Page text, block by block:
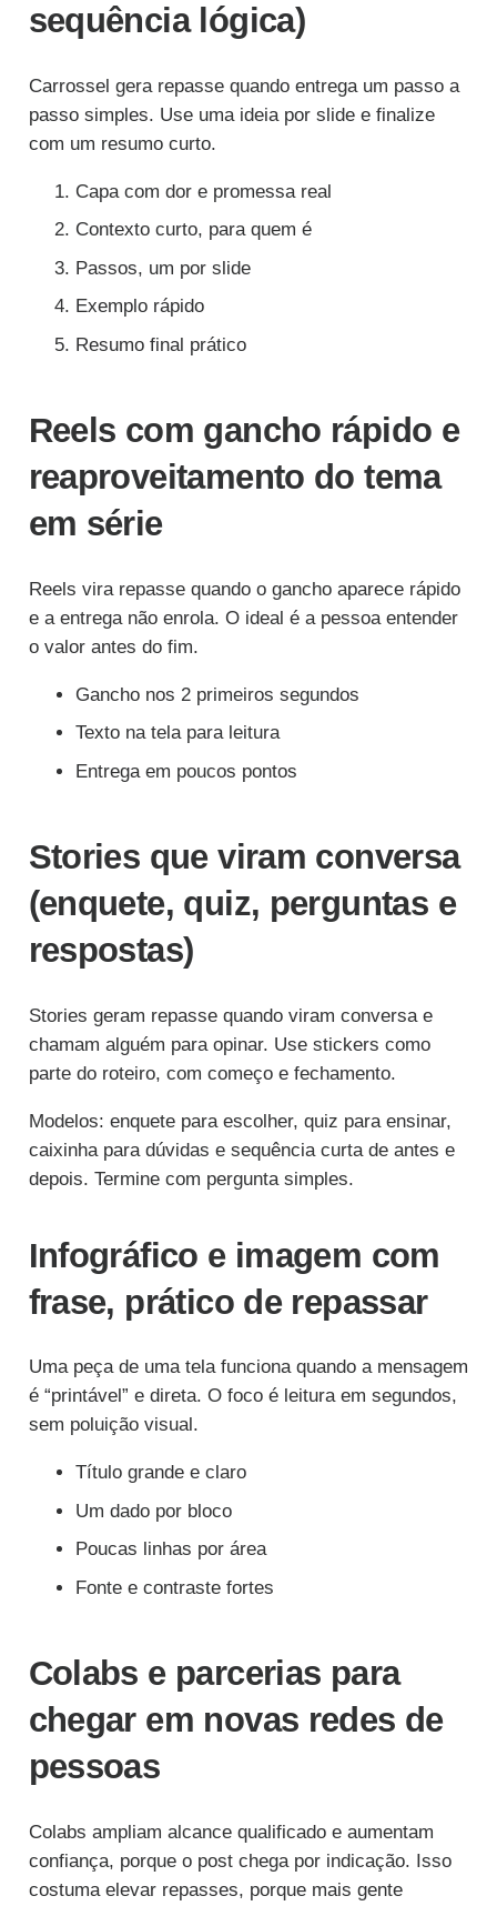
sequência lógica)
Carrossel gera repasse quando entrega um passo a
passo simples. Use uma ideia por slide e finalize
com um resumo curto.
Capa com dor e promessa real
Contexto curto, para quem é
Passos, um por slide
Exemplo rápido
Resumo final prático
Reels com gancho rápido e
reaproveitamento do tema
em série
Reels vira repasse quando o gancho aparece rápido
e a entrega não enrola. O ideal é a pessoa entender
o valor antes do fim.
Gancho nos 2 primeiros segundos
Texto na tela para leitura
Entrega em poucos pontos
Stories que viram conversa
(enquete, quiz, perguntas e
respostas)
Stories geram repasse quando viram conversa e
chamam alguém para opinar. Use stickers como
parte do roteiro, com começo e fechamento.
Modelos: enquete para escolher, quiz para ensinar,
caixinha para dúvidas e sequência curta de antes e
depois. Termine com pergunta simples.
Infográfico e imagem com
frase, prático de repassar
Uma peça de uma tela funciona quando a mensagem
é “printável” e direta. O foco é leitura em segundos,
sem poluição visual.
Título grande e claro
Um dado por bloco
Poucas linhas por área
Fonte e contraste fortes
Colabs e parcerias para
chegar em novas redes de
pessoas
Colabs ampliam alcance qualificado e aumentam
confiança, porque o post chega por indicação. Isso
costuma elevar repasses, porque mais gente